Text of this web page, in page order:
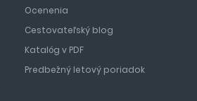
Ocenenia
Cestovateľský blog
Katalóg v PDF
Predbežný letový poriadok